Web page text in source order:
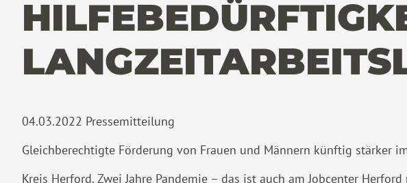
04.03.2022 Pressemitteilung
Gleichberechtigte Förderung von Frauen und Männern künftig stärker
Kreis Herford. Zwei Jahre Pandemie – das ist auch am Jobcenter